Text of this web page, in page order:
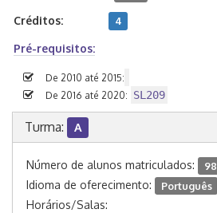
Créditos: 4
Pré-requisitos:
De 2010 até 2015:
De 2016 até 2020: SL209
Turma: A
Número de alunos matriculados: 98
Idioma de oferecimento: Português
Horários/Salas: